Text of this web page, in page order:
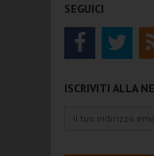
SEGUICI
ISCRIVITI ALLA